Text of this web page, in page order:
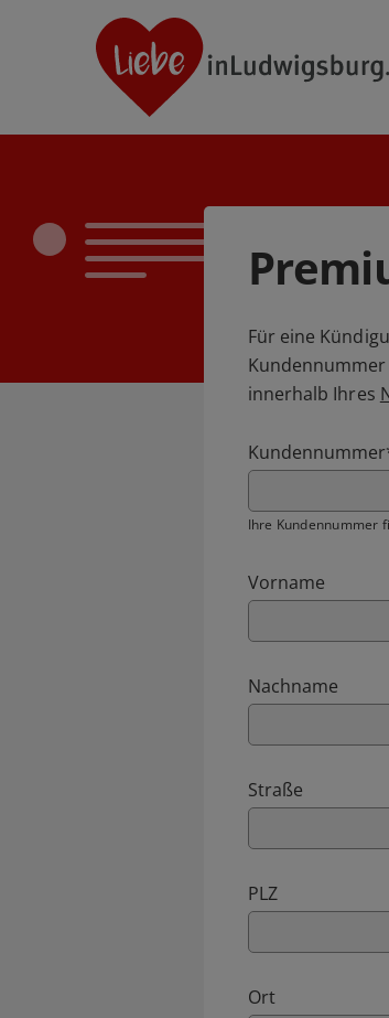
Für eine
innerhalb Ihres
Kundennummer
Ihre Kundennummer
Vorname
Nachname
Straße
PLZ
Ort